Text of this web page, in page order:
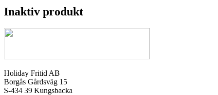
Inaktiv produkt
Holiday Fritid AB
Borgås Gårdsväg 15
S-434 39 Kungsbacka